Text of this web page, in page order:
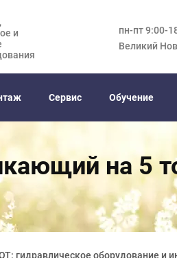
и
пн-пт 9:00-
Великий
Сервис Обучение
на 5
гидравлическое оборудование и